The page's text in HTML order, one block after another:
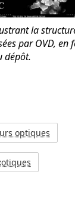
la
par OVD, en
dépôt.
optiques